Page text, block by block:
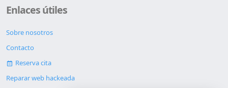
Enlaces útiles
Sobre nosotros
Contacto
Reserva cita
Reparar web hackeada